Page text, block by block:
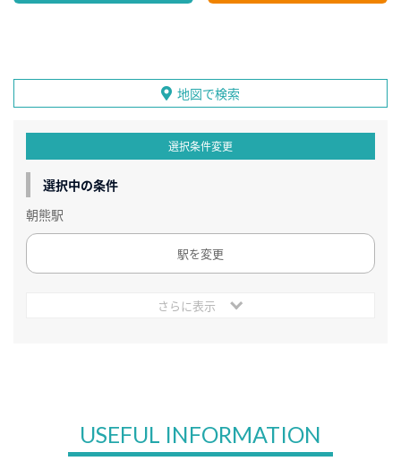
地図で検索
選択条件変更
選択中の条件
朝熊駅
駅を変更
さらに表示
USEFUL INFORMATION